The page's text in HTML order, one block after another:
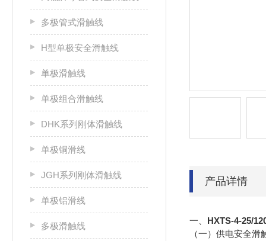
多极管式滑触线
H型单极安全滑触线
单极滑触线
单极组合滑触线
DHK系列刚体滑触线
单极铜滑线
JGH系列刚体滑触线
单极铝滑线
多极滑触线
产品详情
一、 HXTS-4-25/
（一）供电安全